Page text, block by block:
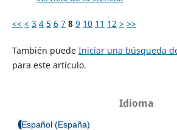
<< < 3 4 5 6 7 8 9 10 11 12 > >>
También puede Iniciar una búsqueda
para este artículo.
Idioma
Español (España)